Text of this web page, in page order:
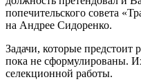
попечительского совета
на Андрее Сидоренко.
Задачи, которые предстоит
пока не сформулированы.
селекционной работы.